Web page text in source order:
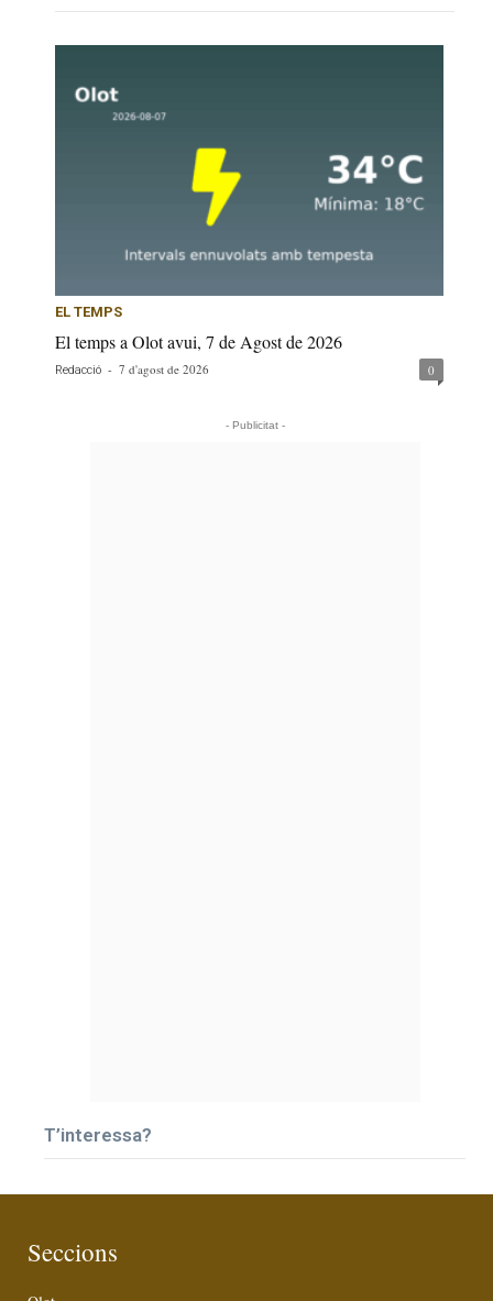
EL TEMPS
El temps a Olot avui, 7 de Agost de 2026
Redacció - 7 d'agost de 2026 0
- Publicitat -
T’interessa?
Seccions